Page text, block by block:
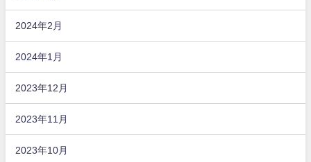
2024年2月
2024年1月
2023年12月
2023年11月
2023年10月